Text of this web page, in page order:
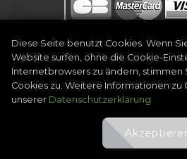
Diese Seite benutzt Cookies. Wenn
Website surfen, ohne die Cookie-
Internetbrowsers zu ändern, stimmen
Cookies zu. Weitere Informationen zu
unserer Datenschutzerklärung
Geschäftsbedingungen |
2026 Golf Competitions